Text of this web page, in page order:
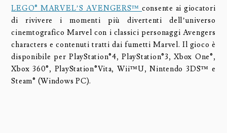
LEGO® MARVEL’S AVENGERS™consente ai giocatori
di rivivere i momenti più divertenti dell’universo
cinemtografico Marvel con i classici personaggi Avengers
characters e contenuti tratti dai fumetti Marvel. Il gioco è
disponibile per PlayStation®4, PlayStation®3, Xbox One®,
Xbox 360®, PlayStation®Vita, Wii™U, Nintendo 3DS™ e
Steam® (Windows PC).